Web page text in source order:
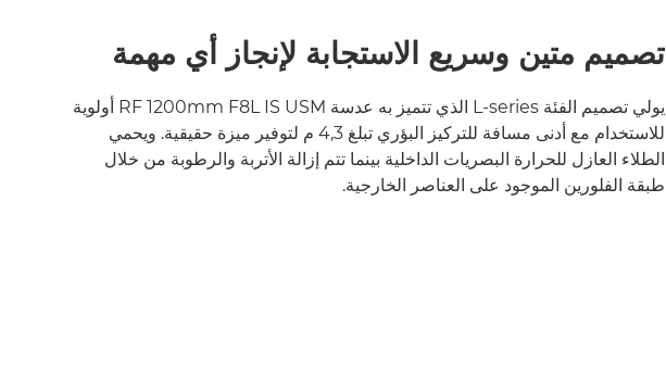
تصميم متين وسريع الاستجابة لإنجاز أي مهمة
يولي تصميم الفئة L-series الذي تتميز به عدسة RF 1200mm F8L IS USM أولوية
للاستخدام مع أدنى مسافة للتركيز البؤري تبلغ 4,3 م لتوفير ميزة حقيقية. ويحمي
الطلاء العازل للحرارة البصريات الداخلية بينما تتم إزالة الأتربة والرطوبة من خلال
طبقة الفلورين الموجود على العناصر الخارجية.